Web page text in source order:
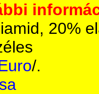
20%
/.